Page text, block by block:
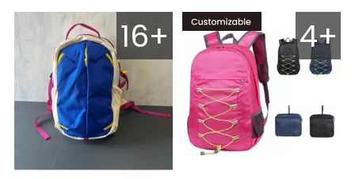
16+ 4+